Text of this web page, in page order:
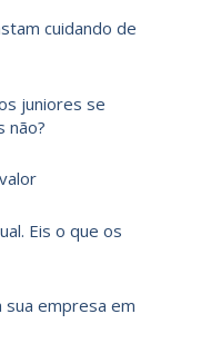
cuidando de
juniores se
não?
Eis o que os
sua empresa em